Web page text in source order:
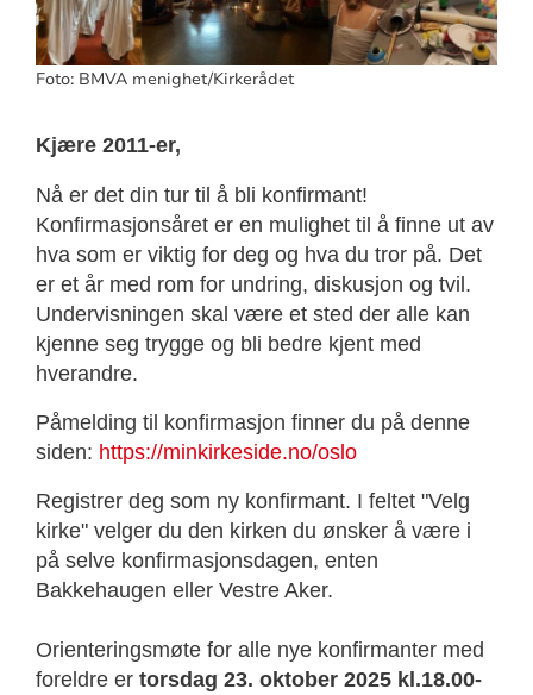
Foto: BMVA menighet/Kirkerådet
Kjære 2011-er,
Nå er det din tur til å bli konfirmant!
Konfirmasjonsåret er en mulighet til å finne ut av
hva som er viktig for deg og hva du tror på. Det
er et år med rom for undring, diskusjon og tvil.
Undervisningen skal være et sted der alle kan
kjenne seg trygge og bli bedre kjent med
hverandre.
Påmelding til konfirmasjon finner du på denne
siden: https://minkirkeside.no/oslo
Registrer deg som ny konfirmant. I feltet "Velg
kirke" velger du den kirken du ønsker å være i
på selve konfirmasjonsdagen, enten
Bakkehaugen eller Vestre Aker.
Orienteringsmøte for alle nye konfirmanter med
foreldre er torsdag 23. oktober 2025 kl.18.00-